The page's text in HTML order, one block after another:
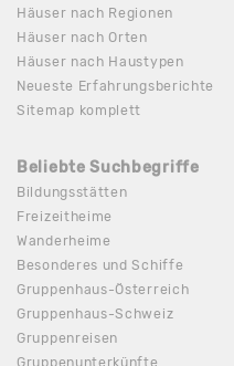
Häuser nach Regionen
Häuser nach Orten
Häuser nach Haustypen
Neueste Erfahrungsberichte
Sitemap komplett
Beliebte Suchbegriffe
Bildungsstätten
Freizeitheime
Wanderheime
Besonderes und Schiffe
Gruppenhaus-Österreich
Gruppenhaus-Schweiz
Gruppenreisen
Gruppenunterkünfte